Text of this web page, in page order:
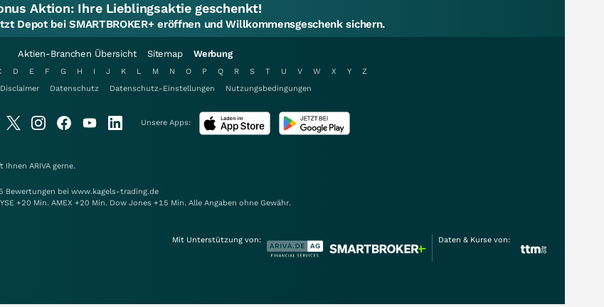
Aktion: Ihre Lieblingsaktie geschenkt!
Depot bei SMARTBROKER+ eröffnen und Willkommensgeschenk sichern.
Aktien-Branchen Übersicht Sitemap Werbung
D E F G H I J K L M N O P Q R S T U V W X Y
Z
Disclaimer Datenschutz Datenschutz-Einstellungen Nutzungsbedingungen
Unsere Apps:
Ihnen ARIVA gerne.
Bewertungen bei www.kagels-trading.de
+20 Min. AMEX +20 Min. Dow Jones +15 Min. Alle Angaben ohne Gewähr.
Mit Unterstützung von: Daten & Kurse von: